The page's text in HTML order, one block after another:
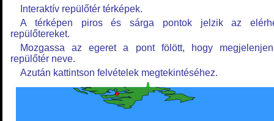
Interaktív repülőtér térképek.
A térképen piros és sárga pontok jelzik az
repülőtereket.
Mozgassa az egeret a pont fölött, hogy
repülőtér neve.
Azután kattintson felvételek megtekintéséhez.